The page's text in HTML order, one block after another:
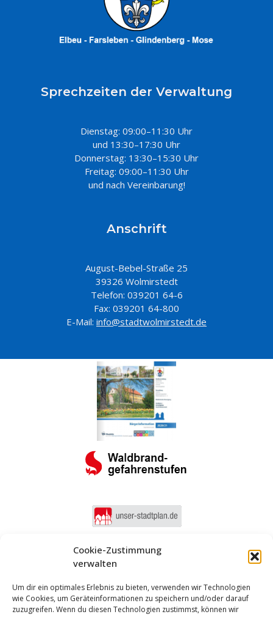
Cookie-Zustimmung
verwalten
Um dir ein optimales Erlebnis zu bieten, verwenden wir Technologien
wie Cookies, um Geräteinformationen zu speichern und/oder darauf
zuzugreifen. Wenn du diesen Technologien zustimmst, können wir
Sprechzeiten der Verwaltung
Dienstag: 09:00–11:30 Uhr
und 13:30–17:30 Uhr
Donnerstag: 13:30–15:30 Uhr
Freitag: 09:00–11:30 Uhr
und nach Vereinbarung!
Anschrift
August-Bebel-Straße 25
39326 Wolmirstedt
Telefon: 039201 64-6
Fax: 039201 64-800
E-Mail: info@stadtwolmirstedt.de